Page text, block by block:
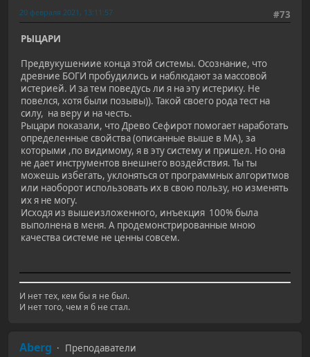
#73
20 февраля 2021, 13:11:57
РЫЦАРИ
Предвукушениие конца этой системы. Осознание, что
древние БОГИ пробудились и наблюдают за массовой
истерией. И за тем поведусь ли я на эту истерику. Не
повелся, хотя были позывы)). Такой своего рода тест на
силу, на веру и на честь.
Рыцари показали, что Древо Сефирот помогает наработать
определенные свойства (описанные выше в МА), за
которыми ,по видимому, я в эту систему и пришел. Но она
не дает инструментов внешнего воздействия. Ты ты
можешь избегать, уклоняться от программных алгоритмов
или наоборот использовать их в свою пользу, но изменять
их я не могу.
Исходя из вышеизложенного, инъекция 100% была
выполнена в меня. А продемонстрированные мною
качества системе не ценны совсем.
И нет тех, кем бы я не был.
И нет того, чем я б не стал.
Aberg Преподаватели